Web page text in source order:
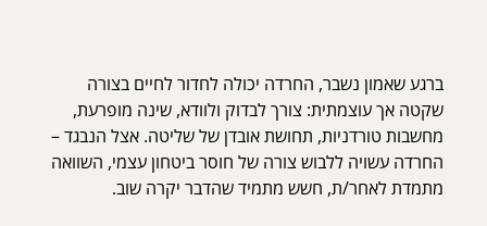
ברגע שאמון נשבר, החרדה יכולה לחדור לחיים בצורה
שקטה אך עוצמתית: צורך לבדוק ולוודא, שינה מופרעת,
מחשבות טורדניות, תחושת אובדן של שליטה. אצל הנבגד –
החרדה עשויה ללבוש צורה של חוסר ביטחון עצמי, השוואה
מתמדת לאחר/ת, חשש מתמיד שהדבר יקרה שוב.